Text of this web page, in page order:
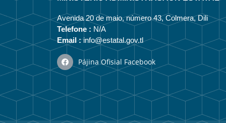
Avenida 20 de maio, número 43, Colmera, Dili
Telefone : N/A
Email :info@estatal.gov.tl
Pájina Ofisial Facebook